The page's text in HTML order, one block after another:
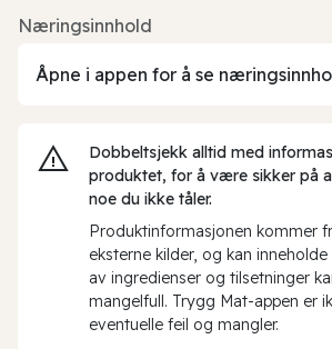
Næringsinnhold
Åpne i appen for å se
Dobbeltsjekk alltid med
produktet, for å være sikker på
noe du ikke tåler.
Produktinformasjonen kommer
eksterne kilder, og kan inneholde
av ingredienser og tilsetninger
mangelfull. Trygg Mat-appen er
eventuelle feil og mangler.